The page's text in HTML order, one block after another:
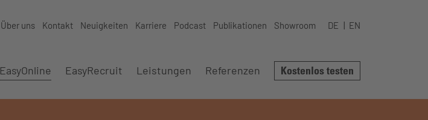
Über uns Kontakt Neuigkeiten Karriere Podcast Publikationen Showroom DE EN
EasyOnline EasyRecruit Leistungen Referenzen Kostenlos testen